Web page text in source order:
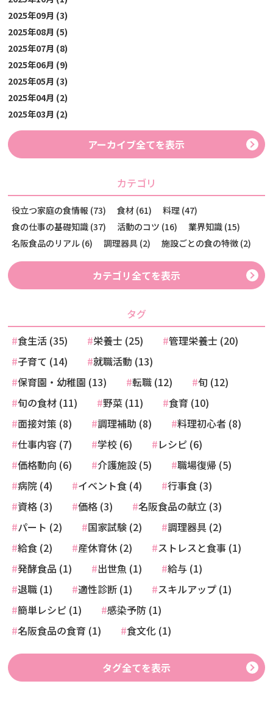
2025年09月 (3)
2025年08月 (5)
2025年07月 (8)
2025年06月 (9)
2025年05月 (3)
2025年04月 (2)
2025年03月 (2)
アーカイブ全てを表示
カテゴリ
役立つ家庭の食情報 (73) 食材 (61)
料理 (47)
食の仕事の基礎知識 (37)
活動のコツ (16)
業界知識 (15)
名阪食品のリアル (6)
調理器具 (2) 施設ごとの食の特徴 (2)
カテゴリ全てを表示
タグ
食生活 (35)
栄養士 (25)
管理栄養士 (20)
子育て (14)
就職活動 (13)
保育園・幼稚園 (13)
転職 (12)
旬 (12)
旬の食材 (11)
野菜 (11)
食育 (10)
面接対策 (8)
調理補助 (8)
料理初心者 (8)
仕事内容 (7)
学校 (6)
レシピ (6)
価格動向 (6)
介護施設 (5)
職場復帰 (5)
病院 (4)
イベント食 (4)
行事食 (3)
資格 (3)
価格 (3)
名阪食品の献立 (3)
パート (2)
国家試験 (2)
調理器具 (2)
給食 (2)
産休育休 (2)
ストレスと食事 (1)
発酵食品 (1)
出世魚 (1)
給与 (1)
退職 (1)
適性診断 (1)
スキルアップ (1)
簡単レシピ (1)
感染予防 (1)
名阪食品の食育 (1)
食文化 (1)
タグ全てを表示